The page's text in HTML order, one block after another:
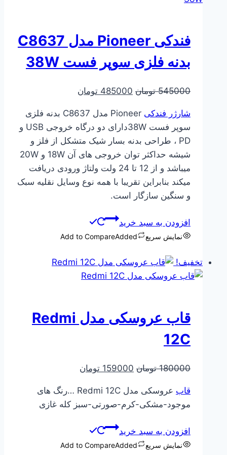
فندکی Pioneer مدل C8637
بدنه فلزی سوپر فست 38W
545000 تومان قیمت
545000 تومان
بود.
485000 تومان
485000 تومان
است.
شارژر فندکی
Pioneer مدل C8637 بدنه فلزی
سوپر فست 38Wدارای دو درگاه خروجی USB و
PD ، طراحی بدنه بسار شیک متشکل از فلز و
شیشه حداکثر توان خروجی های آن 18W و 20W
میباشد و از 12 تا 24 ولت ولتاژ ورودی دریافت
میکند بنابراین تقریبا با همه نوع وسایل نقلیه سبک
و سنگین سازگار است.
افزودن به سبد خرید
نمایش سریع Add to CompareAdded
تخفیف!
قاب عروسکی مدل Redmi
12C
180000 تومان قیمت
180000 تومان
بود.
159000 تومان
159000 تومان
است.
قاب
عروسکی مدل Redmi 12C …رنگ های
موجود-مشکی-کرم-صورتی-سبز کله غازی
افزودن به سبد خرید
نمایش سریع Add to CompareAdded